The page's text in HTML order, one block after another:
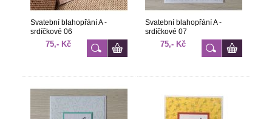
Svatební blahopřání A -
srdíčkové 06
75,- Kč
Svatební blahopřání A -
srdíčkové 07
75,- Kč